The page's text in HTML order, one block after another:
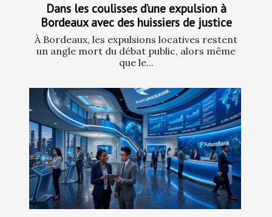
Dans les coulisses d’une expulsion à
Bordeaux avec des huissiers de justice
À Bordeaux, les expulsions locatives restent
un angle mort du débat public, alors même
que le...